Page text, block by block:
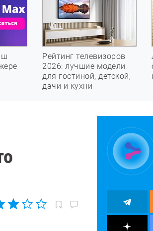
Рейтинг телевизоров
2026: лучшие модели
для гостиной, детской,
дачи и кухни